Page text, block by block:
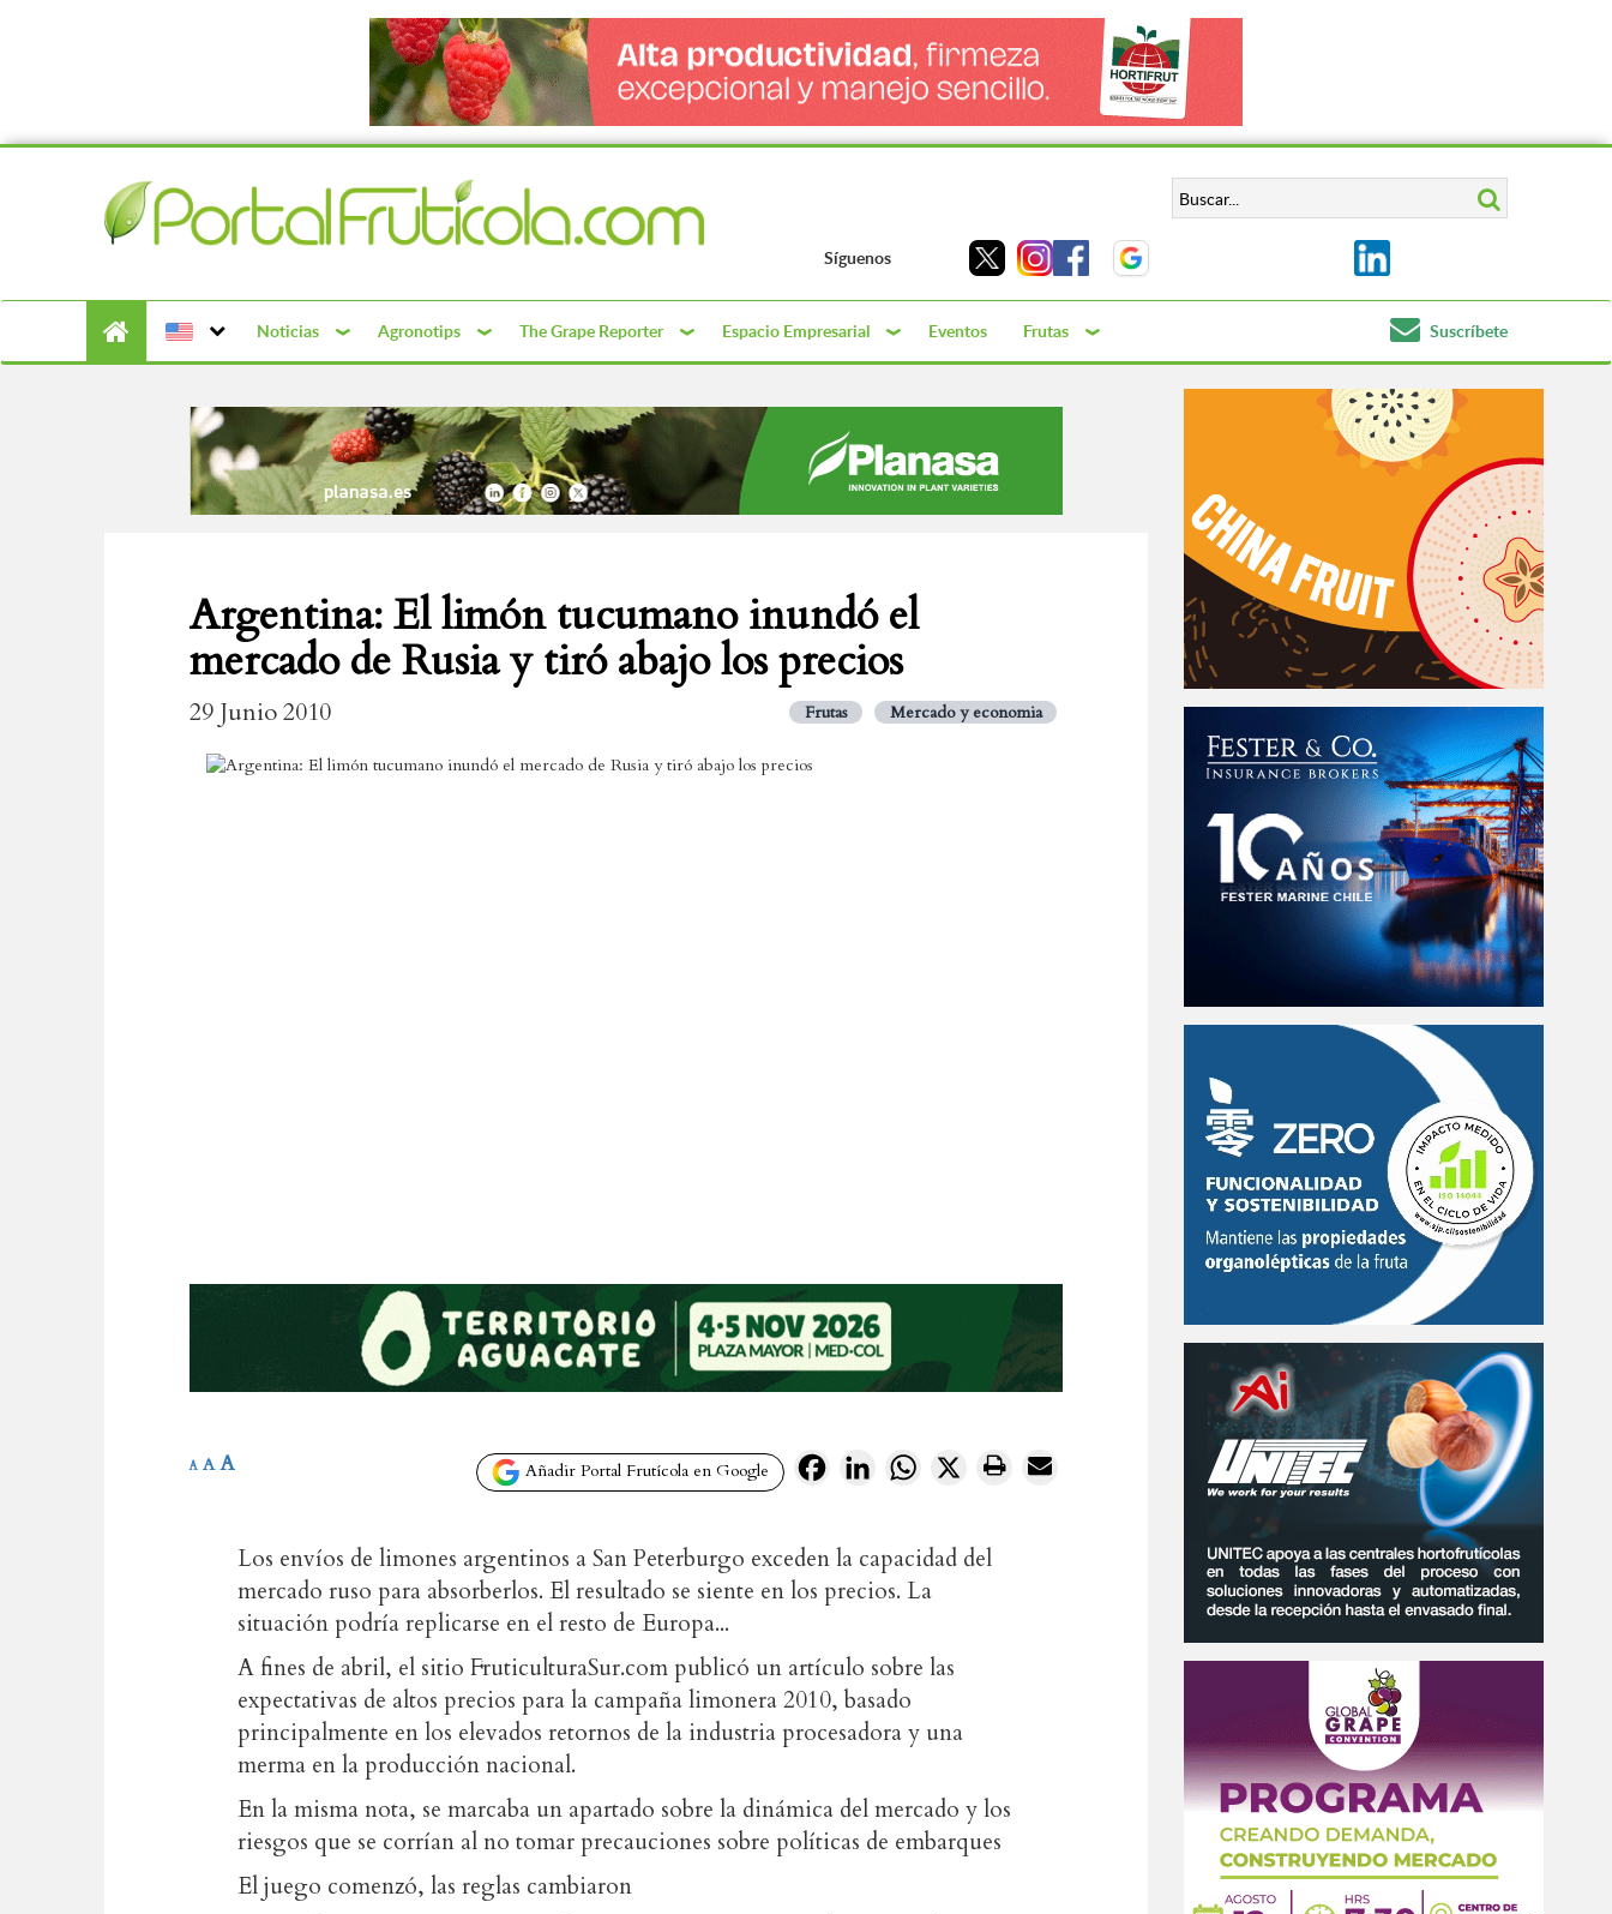
Síguenos
Noticias Agronotips The Grape Reporter Espacio Empresarial Eventos Frutas Suscríbete
Argentina: El limón tucumano inundó el
mercado de Rusia y tiró abajo los precios
29 Junio 2010 Frutas Mercado y economia
Añadir Portal Frutícola en Google FacebookLinkedInWhatsApp
X
A A A
Los envíos de limones argentinos a San Peterburgo exceden la capacidad del
mercado ruso para absorberlos. El resultado se siente en los precios. La
situación podría replicarse en el resto de Europa...
A fines de abril, el sitio FruticulturaSur.com publicó un artículo sobre las
expectativas de altos precios para la campaña limonera 2010, basado
principalmente en los elevados retornos de la industria procesadora y una
merma en la producción nacional.
En la misma nota, se marcaba un apartado sobre la dinámica del mercado y los
riesgos que se corrían al no tomar precauciones sobre políticas de embarques
El juego comenzó, las reglas cambiaron